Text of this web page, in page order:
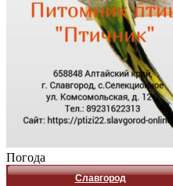
Погода
Славгород